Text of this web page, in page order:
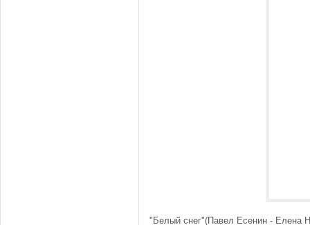
"Белый снег"(Павел Есенин - Елена